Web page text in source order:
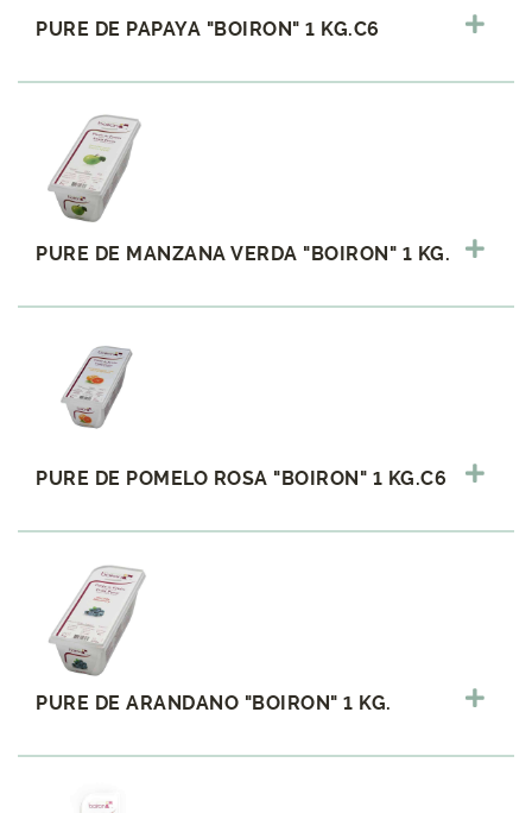
PURE DE PAPAYA "BOIRON" 1 KG.C6
PURE DE MANZANA VERDA "BOIRON" 1 KG.
PURE DE POMELO ROSA "BOIRON" 1 KG.C6
PURE DE ARANDANO "BOIRON" 1 KG.